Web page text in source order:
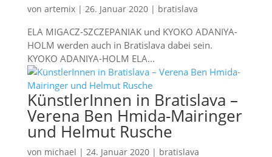
von artemix| 26. Januar 2020| bratislava
ELA MIGACZ-SZCZEPANIAK und KYOKO ADANIYA-
HOLM werden auch in Bratislava dabei sein.
KYOKO ADANIYA-HOLM ELA...
KünstlerInnen in Bratislava –
Verena Ben Hmida-Mairinger
und Helmut Rusche
von michael | 24. Januar 2020| bratislava